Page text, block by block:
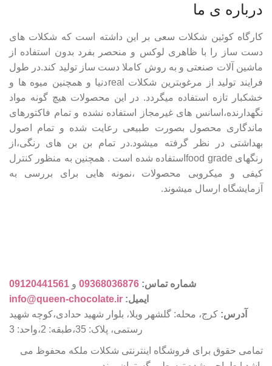
درباره ی ما
کارگاه کوئین شکلات سعی بر این داشته است که شکلات های
دست ساز را با ظاهری لوکس و منحصر بفرد بدون استفاده از
ماشین آلات صنعتی و به روش کاملا دست ساز تولید کند.در طول
فرایند تولید از مرغوبترین شکلات realدنیا و همچنین میوه ها و
خشکبار تازه استفاده میگردد. در این محصولات هیچ گونه مواد
نگهدارنده،اسانس های غیرمجاز استفاده نشده و تمام فاکتورهای
ماندگاری محصول بصورت طبیعی رعایت شده و تمام اصول
بهداشتی در نظر گرفته میشود.در تمام بن بن های رنگی،از
رنگهای food gradeاستفاده شده است . همچنین به منظور کنترل
کیفی و میکروبی محصولات ،نمونه هایی برای بررسی به
آزمایشگاه ارسال میشوند.
شماره تماس: 09368036876 و 09120441561
ایمیل: info@queen-chocolate.ir
آدرس: کرج، محله: گلشهر ویلا، بلوار شهید حدادی،کوچه شهید
رستمی، پلاک: 35،طبقه: 2،واحد: 3
تمامی حقوق برای فروشگاه اینترنتی شکلات ملکه محفوظ می